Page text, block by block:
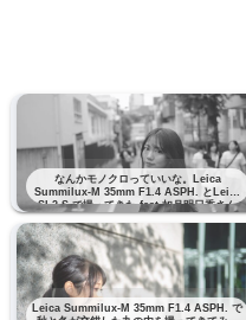
なんかモノクロっていいな。Leica
Summilux-M 35mm F1.4 ASPH. とLeica
SL2-S で撮ってきた feat 如月明日香さん
Leica Summilux-M 35mm F1.4 ASPH. で